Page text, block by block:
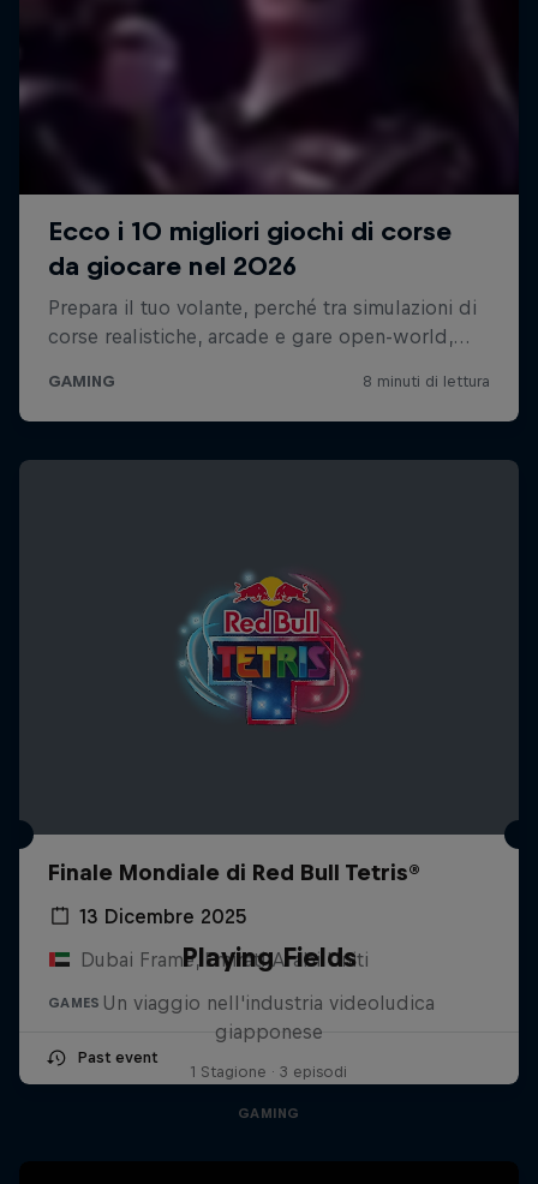
Finale Mondiale di Red Bull Tetris®
13 Dicembre 2025
Dubai Frame, Emirati Arabi Uniti
GAMES
Past event
Playing Fields
Un viaggio nell'industria videoludica
giapponese
1 Stagione · 3 episodi
GAMING